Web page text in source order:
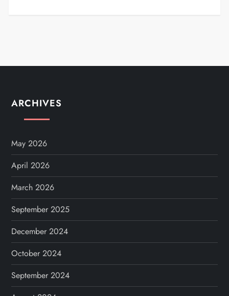
ARCHIVES
May 2026
April 2026
March 2026
September 2025
December 2024
October 2024
September 2024